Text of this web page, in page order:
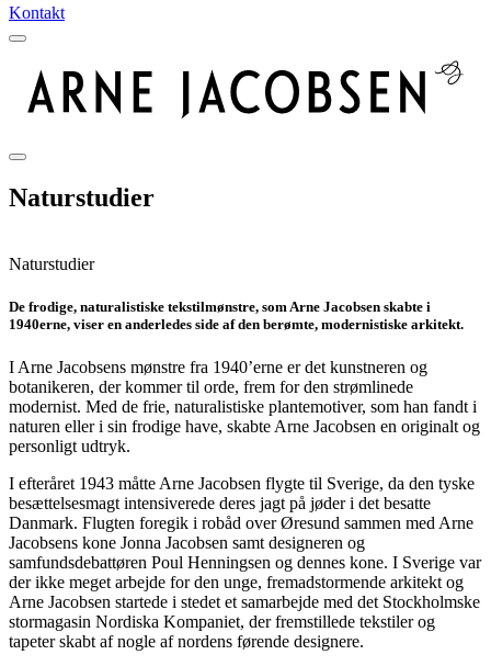
Kontakt
Naturstudier
Naturstudier
De frodige, naturalistiske tekstilmønstre, som Arne Jacobsen skabte i
1940erne, viser en anderledes side af den berømte, modernistiske arkitekt.
I Arne Jacobsens mønstre fra 1940’erne er det kunstneren og
botanikeren, der kommer til orde, frem for den strømlinede
modernist. Med de frie, naturalistiske plantemotiver, som han fandt i
naturen eller i sin frodige have, skabte Arne Jacobsen en originalt og
personligt udtryk.
I efteråret 1943 måtte Arne Jacobsen flygte til Sverige, da den tyske
besættelsesmagt intensiverede deres jagt på jøder i det besatte
Danmark. Flugten foregik i robåd over Øresund sammen med Arne
Jacobsens kone Jonna Jacobsen samt designeren og
samfundsdebattøren Poul Henningsen og dennes kone. I Sverige var
der ikke meget arbejde for den unge, fremadstormende arkitekt og
Arne Jacobsen startede i stedet et samarbejde med det Stockholmske
stormagasin Nordiska Kompaniet, der fremstillede tekstiler og
tapeter skabt af nogle af nordens førende designere.